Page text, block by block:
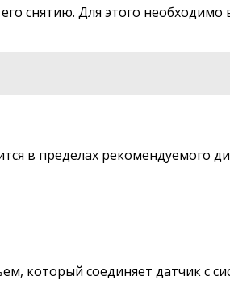
снятию. Для этого
в пределах рекомендуемого
который соединяет датчик с